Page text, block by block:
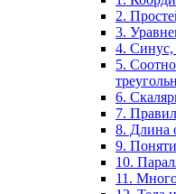
2.
3.
4. Синус,
5.
6.
7.
8. Длина
9.
10.
11.